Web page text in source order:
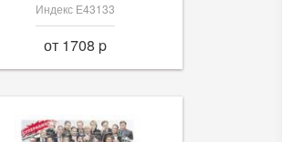
Индекс Е43133
от 1708 p